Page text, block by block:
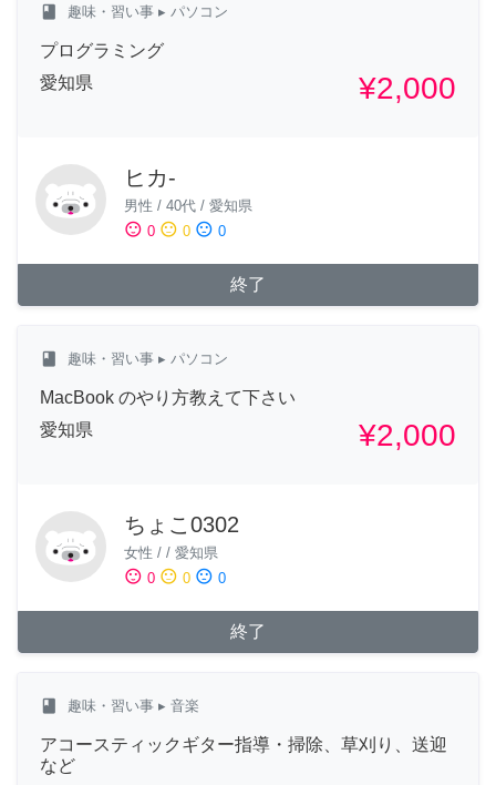
class 趣味・習い事 ▸ パソコン
プログラミング
愛知県
¥2,000
ヒカ-
男性 / 40代 / 愛知県
sentiment_satisfied 0 sentiment_neutral 0 sentiment_dissatisfied 0
終了
class 趣味・習い事 ▸ パソコン
MacBook のやり方教えて下さい
愛知県
¥2,000
ちょこ0302
女性 / / 愛知県
sentiment_satisfied 0 sentiment_neutral 0 sentiment_dissatisfied 0
終了
class 趣味・習い事 ▸ 音楽
アコースティックギター指導・掃除、草刈り、送迎
など